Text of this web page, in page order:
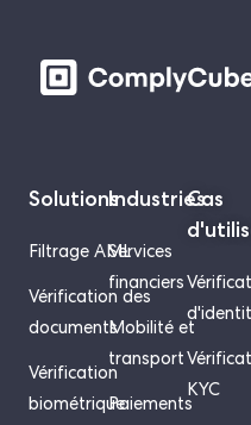
Solutions
Filtrage AML
Vérification des
documents
Vérification
biométrique
Industries
Services
financiers
Mobilité et
transport
Paiements
Cas
KYC